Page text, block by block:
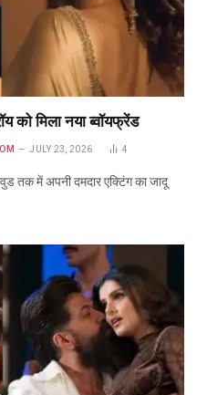
को मिला नया ब्वॉयफ्रेंड
JULY 23, 2026 4
तक में अपनी दमदार एक्टिंग का जादू